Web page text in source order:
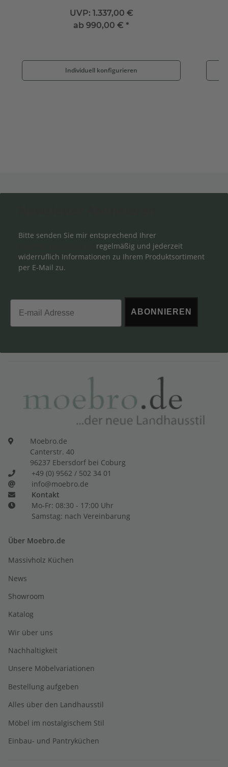
UVP: 1.337,00 €
ab990,00 € *
Individuell konfigurieren
Bitte senden Sie mir entsprechend Ihrer
regelmäßig und jederzeit
widerruflich Informationen zu Ihrem Produktsortiment
per E-Mail zu.
Email
ABONNIEREN
Moebro.de
Canterstr. 40
96237 Ebersdorf bei Coburg
+49 (0) 9562 / 502 34 01
info@moebro.de
Kontakt
Mo-Fr: 08:30 - 17:00 Uhr
Samstag: nach Vereinbarung
Über Moebro.de
Massivholz Küchen
News
Showroom
Katalog
Wir über uns
Nachhaltigkeit
Unsere Möbelvariationen
Bestellung aufgeben
Alles über den Landhausstil
Möbel im nostalgischem Stil
Einbau- und Pantryküchen